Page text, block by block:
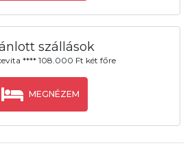
szállások
**** 108.000 Ft két főre
MEGNÉZEM